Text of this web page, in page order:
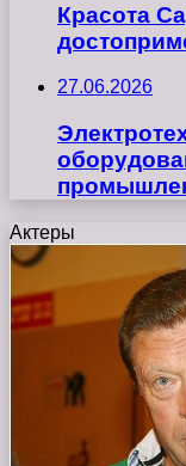
Красота
27.06.2026
Актеры